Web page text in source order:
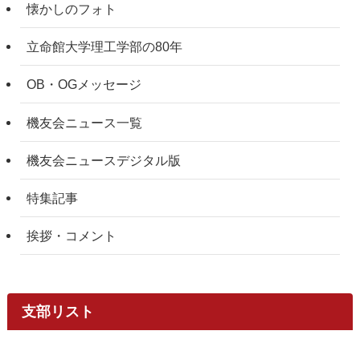
懐かしのフォト
立命館大学理工学部の80年
OB・OGメッセージ
機友会ニュース一覧
機友会ニュースデジタル版
特集記事
挨拶・コメント
支部リスト